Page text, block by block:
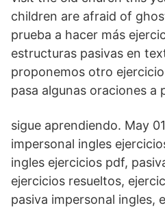
children are afraid of
prueba a hacer más
estructuras pasivas en
proponemos otro
pasa algunas oraciones a
sigue aprendiendo. May
impersonal ingles
ingles ejercicios pdf,
ejercicios resueltos,
pasiva impersonal ingles,